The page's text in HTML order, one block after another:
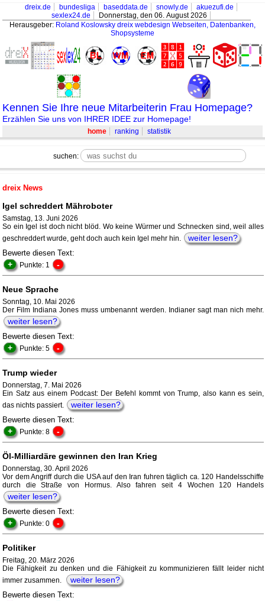
dreix.de bundesliga baseddata.de snowly.de
akuezufi.de
sexlex24.de
Donnerstag, den 06. August 2026
Herausgeber: Roland Koslowsky dreix webdesign Webseiten, Datenbanken,
Shopsysteme
Kennen Sie Ihre neue Mitarbeiterin Frau Homepage?
Erzählen Sie uns von IHRER IDEE zur Homepage!
home ranking statistik
suchen:
dreix News
Igel schreddert Mähroboter
Samstag, 13. Juni 2026
So ein Igel ist doch nicht blöd. Wo keine Würmer und Schnecken sind, weil alles
geschreddert wurde, geht doch auch kein Igel mehr hin.
weiter lesen?
Bewerte diesen Text:
+ Punkte: 1 -
Neue Sprache
Sonntag, 10. Mai 2026
Der Film Indiana Jones muss umbenannt werden. Indianer sagt man nich mehr.
weiter lesen?
Bewerte diesen Text:
+ Punkte: 5 -
Trump wieder
Donnerstag, 7. Mai 2026
Ein Satz aus einem Podcast: Der Befehl kommt von Trump, also kann es sein,
das nichts passiert.
weiter lesen?
Bewerte diesen Text:
+ Punkte: 8 -
Öl-Milliardäre gewinnen den Iran Krieg
Donnerstag, 30. April 2026
Vor dem Angriff durch die USA auf den Iran fuhren täglich ca. 120 Handelsschiffe
durch die Straße von Hormus. Also fahren seit 4 Wochen 120 Handels
weiter lesen?
Bewerte diesen Text:
+ Punkte: 0 -
Politiker
Freitag, 20. März 2026
Die Fähigkeit zu denken und die Fähigkeit zu kommunizieren fällt leider nicht
immer zusammen.
weiter lesen?
Bewerte diesen Text: